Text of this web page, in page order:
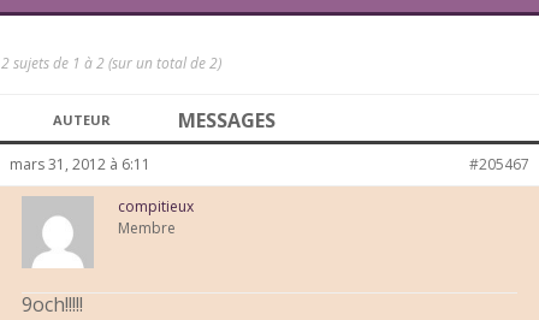
2 sujets de 1 à 2 (sur un total de 2)
AUTEUR MESSAGES
mars 31, 2012 à 6:11 #205467
compitieux
Membre
9och!!!!!